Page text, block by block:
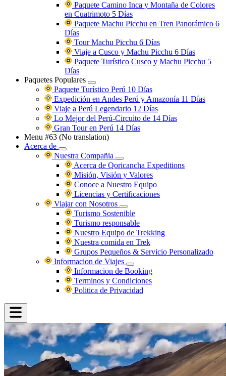
Paquete Camino Inca y Montaña de Colores
en Cuatrimoto 5 Días
Paquete Machu Picchu en Tren Panorámico 6
Días
Tour Machu Picchu 6 Días
Viaje a Cusco y Machu Picchu 6 Días
Paquete Turístico Cusco y Machu Picchu 5
Días
Paquetes Populares
Paquete Turístico Perú 10 Días
Expedición en Andes Perú y Amazonía 11 Días
Viaje a Perú Legendario 12 Días
Lo Mejor del Perú-Circuito de 14 Días
Gran Tour en Perú 14 Días
Menu #63 (No translation)
Acerca de
Nuestra Compañia
Acerca de Qoricancha Expeditions
Misión, Visión y Valores
Conoce a Nuestro Equipo
Licencias y Certificaciones
Viajar con Nosotros
Turismo Sostenible
Turismo responsable
Nuestro Equipo de Trekking
Nuestra comida en Trek
Grupos Pequeños & Servicio Personalizado
Informacion de Viajes
Informacion de Booking
Terminos y Condiciones
Politica de Privacidad